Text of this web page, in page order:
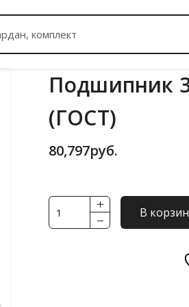
Подшипник
(ГОСТ)
80,797руб.
Количество
товара
В